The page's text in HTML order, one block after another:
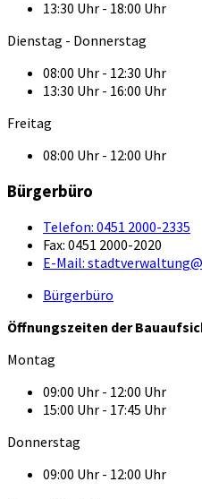
13:30 Uhr - 18:00 Uhr
Dienstag - Donnerstag
08:00 Uhr - 12:30 Uhr
13:30 Uhr - 16:00 Uhr
Freitag
08:00 Uhr - 12:00 Uhr
Bürgerbüro
Telefon: 0451 2000-2335
Fax: 0451 2000-2020
E-Mail:
Bürgerbüro
Öffnungszeiten der
Montag
09:00 Uhr - 12:00 Uhr
15:00 Uhr - 17:45 Uhr
Donnerstag
09:00 Uhr - 12:00 Uhr